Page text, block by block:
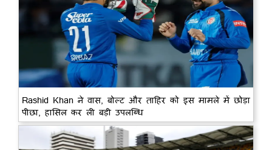
Rashid Khan ने वास, बोल्ट और ताहिर को इस मामले में छोड़ा
पीछा, हासिल कर ली बड़ी उपलब्धि